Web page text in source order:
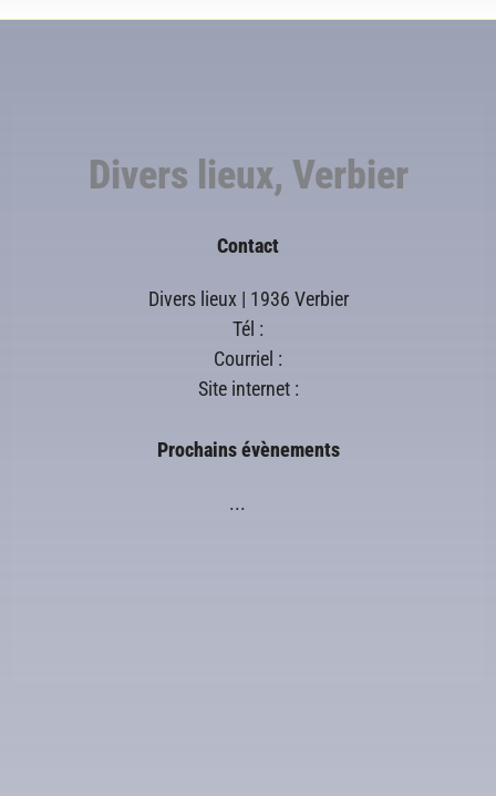
Divers lieux, Verbier
Contact
Divers lieux | 1936 Verbier
Tél :
Courriel :
Site internet :
Prochains évènements
...